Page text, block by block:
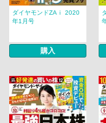
ダイヤモンドZAｉ 2020
年1月号
購入